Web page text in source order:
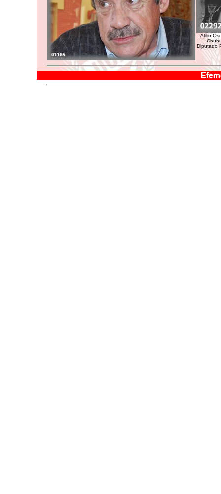
Atilio
Diputado